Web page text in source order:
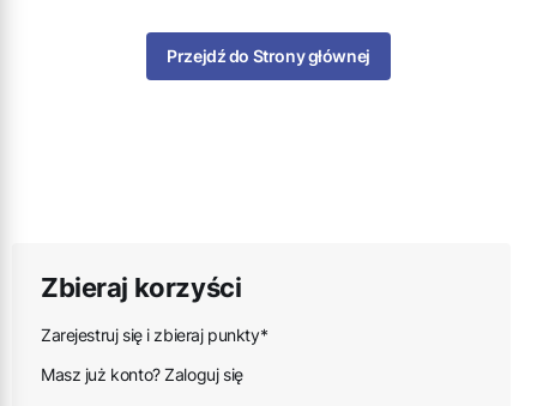
Przejdź do Strony głównej
Zbieraj korzyści
Zarejestruj się i zbieraj punkty*
Masz już konto? Zaloguj się